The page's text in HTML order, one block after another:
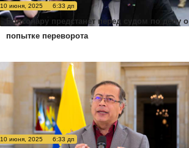
10 июня, 2025 6:33 дп
Болсонару предстанет перед судом по делу о
попытке переворота
10 июня, 2025 6:33 дп